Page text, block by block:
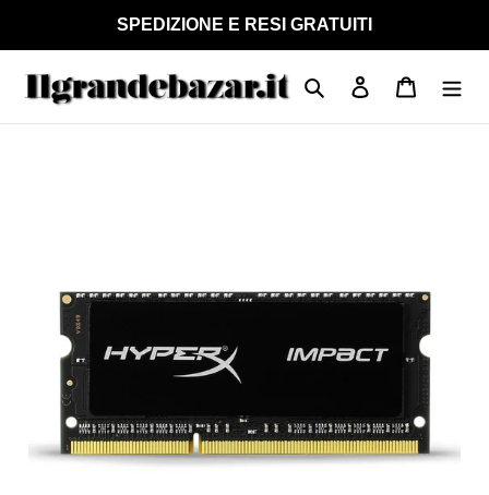
contenuti
SPEDIZIONE E RESI GRATUITI
Cerca Accedi Carrello